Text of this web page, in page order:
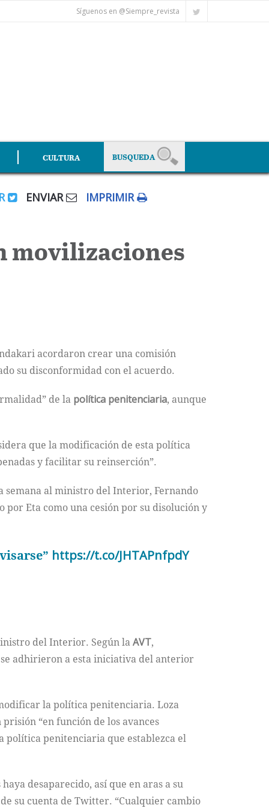
Síguenos en @Siempre_revista
CULTURA
ENVIAR IMPRIMIR
movilizaciones
acordaron crear una comisión
su disconformidad con el acuerdo.
de la política penitenciaria, aunque
que la modificación de esta política
y facilitar su reinserción”.
semana al ministro del Interior, Fernando
Eta como una cesión por su disolución y
https://t.co/JHTAPnfpdY
del Interior. Según laAVT,
se adhirieron a esta iniciativa del anterior
la política penitenciaria. Loza
“en función de los avances
política penitenciaria que establezca el
desaparecido, así que en aras a su
su cuenta de Twitter. “Cualquier cambio